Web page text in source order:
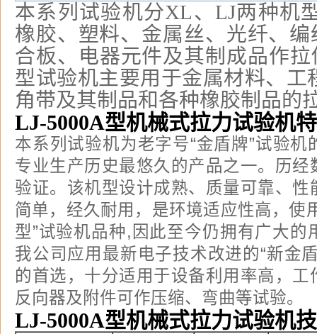
本系列试验机分XL、LJ两种机
橡胶、塑料、金属丝、光纤、
合板、电器元件及其制成品作
型试验机主要用于金属材料、工
角带及其制品和各种橡胶制品的
LJ-5000A型机械式拉力试验机
本系列试验机为老字号“金盾牌”试验
专业生产历史最悠久的产品之一。历
验证。该机型设计成熟、质量可靠、
简单，经久耐用，是环境适应性高，使
型”试验机品种,因此至今仍拥有广大的
我公司应用最新电子技术改进的“新金
的首选，十分适用于设备利用率高，
反向器及附件可作压缩、弯曲等试验。
LJ-5000A型机械式拉力试验机